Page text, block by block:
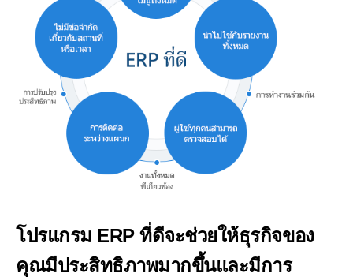
โปรแกรม ERP ที่ดีจะช่วยให้ธุรกิจของ
คุณมีประสิทธิภาพมากขึ้นและมีการ